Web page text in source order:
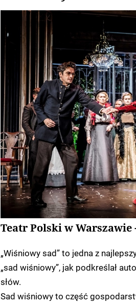
Teatr Polski w Warszawie
„Wiśniowy sad” to jedna z
„sad wiśniowy”, jak podkreślał
słów.
Sad wiśniowy to część